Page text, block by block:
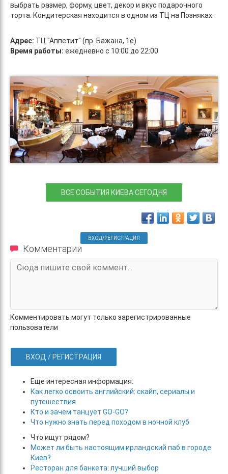
выбрать размер, форму, цвет, декор и вкус подарочного
торта. Кондитерская находится в одном из ТЦ на Позняках.
Адрес: ТЦ "Аппетит" (пр. Бажана, 1е)
Время работы: ежедневно с 10:00 до 22:00
ВСЕ СОБЫТИЯ КИЕВА СЕГОДНЯ
ВХОД/РЕГИСТРАЦИЯ
Комментарии
Комментировать могут только зарегистрированные
пользователи
ВХОД / РЕГИСТРАЦИЯ
Еще интересная информация:
Как легко освоить английский: скайп, сериалы и
путешествия
Кто и зачем танцует GO-GO?
Что нужно знать перед походом в ночной клуб
Что ищут рядом?
Может ли быть настоящим ирландский паб в городе
Киев?
Ресторан для банкета: лучший выбор